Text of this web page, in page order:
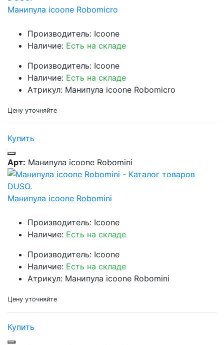
Манипула icoone Robomicro
Производитель: Icoone
Наличие: Есть на складе
Производитель: Icoone
Наличие: Есть на складе
Атрикул: Манипула icoone Robomicro
Цену уточняйте
Купить
Арт: Манипула icoone Robomini
Манипула icoone Robomini
Производитель: Icoone
Наличие: Есть на складе
Производитель: Icoone
Наличие: Есть на складе
Атрикул: Манипула icoone Robomini
Цену уточняйте
Купить